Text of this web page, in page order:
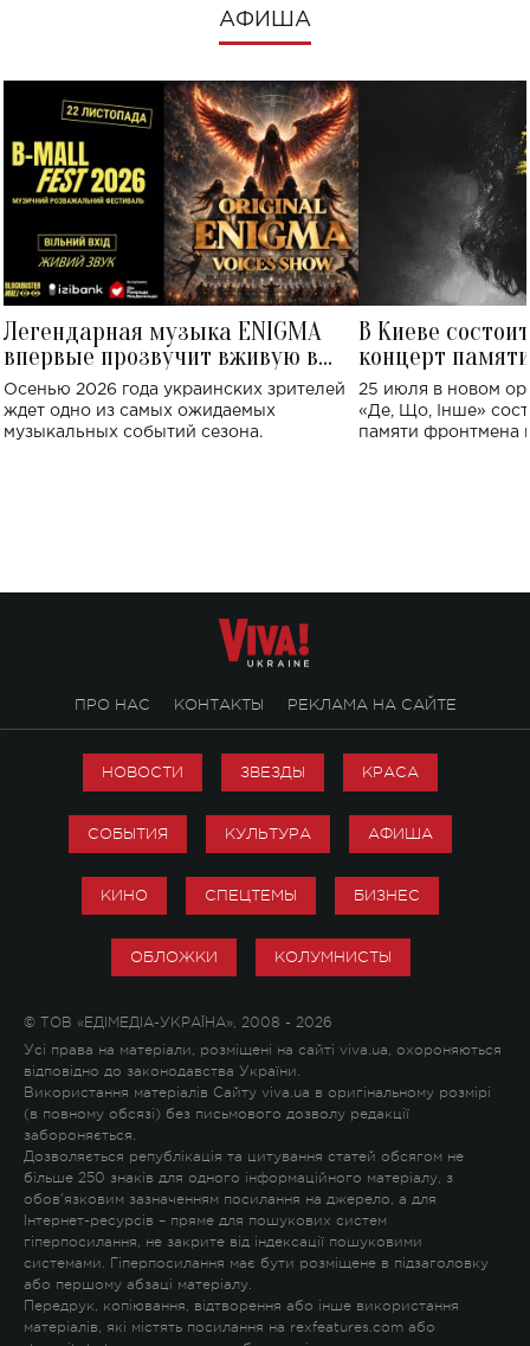
АФИША
Легендарная музыка ENIGMA
впервые прозвучит вживую в
Украине: где состоится концерт
Осенью 2026 года украинских зрителей
ждет одно из самых ожидаемых
музыкальных событий сезона.
В Киеве
концерт
Клименко:
исполнят песни
25 июля в новом
«Де, Що, Інше»
памяти фронтмена
ПРО НАС КОНТАКТЫ РЕКЛАМА НА САЙТЕ
НОВОСТИ ЗВЕЗДЫ КРАСА
СОБЫТИЯ КУЛЬТУРА АФИША
КИНО СПЕЦТЕМЫ БИЗНЕС
ОБЛОЖКИ КОЛУМНИСТЫ
© ТОВ «ЕДІМЕДІА-УКРАЇНА», 2008 - 2026
Усі права на матеріали, розміщені на сайті viva.ua, охороняються
відповідно до законодавства України.
Використання матеріалів Сайту viva.ua в оригінальному розмірі
(в повному обсязі) без письмового дозволу редакції
забороняється.
Дозволяється републікація та цитування статей обсягом не
більше 250 знаків для одного інформаційного матеріалу, з
обов'язковим зазначенням посилання на джерело, а для
Інтернет-ресурсів – пряме для пошукових систем
гіперпосилання, не закрите від індексації пошуковими
системами. Гіперпосилання має бути розміщене в підзаголовку
або першому абзаці матеріалу.
Передрук, копіювання, відтворення або інше використання
матеріалів, які містять посилання на rexfeatures.com або